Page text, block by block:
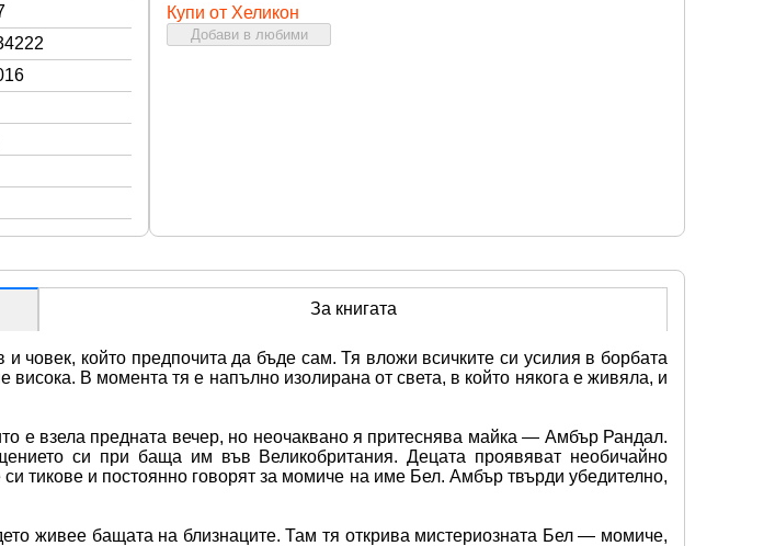
Купи от Хеликон
Добави в любими
За книгата
човек, който предпочита да бъде сам. Тя вложи всичките си усилия в борбата
висока. В момента тя е напълно изолирана от света, в който някога е живяла, и
е взела предната вечер, но неочаквано я притеснява майка — Амбър Рандал.
си при баща им във Великобритания. Децата проявяват необичайно
тикове и постоянно говорят за момиче на име Бел. Амбър твърди убедително,
живее бащата на близнаците. Там тя открива мистериозната Бел — момиче,